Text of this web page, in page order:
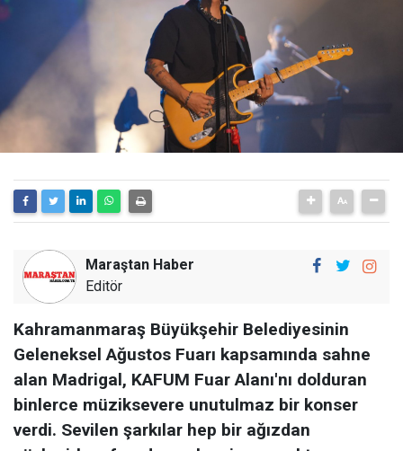
Maraştan Haber
Editör
Kahramanmaraş Büyükşehir Belediyesinin
Geleneksel Ağustos Fuarı kapsamında sahne
alan Madrigal, KAFUM Fuar Alanı'nı dolduran
binlerce müziksevere unutulmaz bir konser
verdi. Sevilen şarkılar hep bir ağızdan